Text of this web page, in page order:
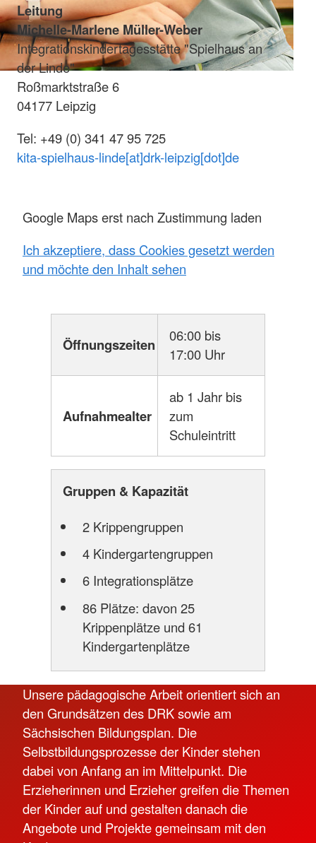
Leitung
Michelle-Marlene Müller-Weber
Integrationskindertagesstätte "Spielhaus an
der Linde"
Roßmarktstraße 6
04177 Leipzig
Tel: +49 (0) 341 47 95 725
kita-spielhaus-linde[at]drk-leipzig[dot]de
Google Maps erst nach Zustimmung laden
Ich akzeptiere, dass Cookies gesetzt werden
und möchte den Inhalt sehen
Öffnungszeiten
06:00 bis
17:00 Uhr
Aufnahmealter
ab 1 Jahr bis
zum
Schuleintritt
Gruppen & Kapazität
2 Krippengruppen
4 Kindergartengruppen
6 Integrationsplätze
86 Plätze: davon 25
Krippenplätze und 61
Kindergartenplätze
Unsere pädagogische Arbeit orientiert sich an
den Grundsätzen des DRK sowie am
Sächsischen Bildungsplan. Die
Selbstbildungsprozesse der Kinder stehen
dabei von Anfang an im Mittelpunkt. Die
Erzieherinnen und Erzieher greifen die Themen
der Kinder auf und gestalten danach die
Angebote und Projekte gemeinsam mit den